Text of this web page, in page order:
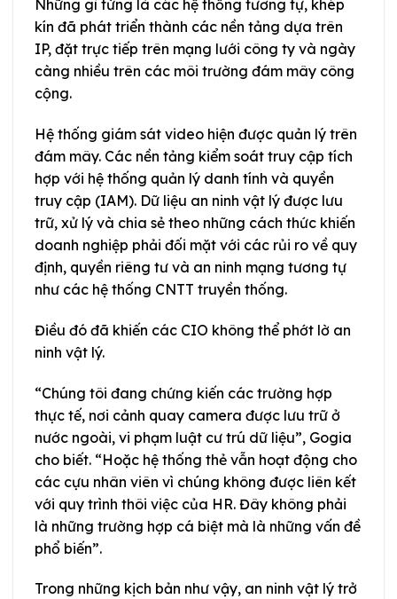
Những gì từng là các hệ thống tương tự, khép
kín đã phát triển thành các nền tảng dựa trên
IP, đặt trực tiếp trên mạng lưới công ty và ngày
càng nhiều trên các môi trường đám mây công
cộng.
Hệ thống giám sát video hiện được quản lý trên
đám mây. Các nền tảng kiểm soát truy cập tích
hợp với hệ thống quản lý danh tính và quyền
truy cập (IAM). Dữ liệu an ninh vật lý được lưu
trữ, xử lý và chia sẻ theo những cách thức khiến
doanh nghiệp phải đối mặt với các rủi ro về quy
định, quyền riêng tư và an ninh mạng tương tự
như các hệ thống CNTT truyền thống.
Điều đó đã khiến các CIO không thể phớt lờ an
ninh vật lý.
“Chúng tôi đang chứng kiến các trường hợp
thực tế, nơi cảnh quay camera được lưu trữ ở
nước ngoài, vi phạm luật cư trú dữ liệu”, Gogia
cho biết. “Hoặc hệ thống thẻ vẫn hoạt động cho
các cựu nhân viên vì chúng không được liên kết
với quy trình thôi việc của HR. Đây không phải
là những trường hợp cá biệt mà là những vấn đề
phổ biến”.
Trong những kịch bản như vậy, an ninh vật lý trở